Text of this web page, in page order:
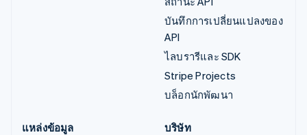
บันทึกการเปลี่ยนแปลงของ
API
ไลบรารีและ SDK
Stripe Projects
บล็อกนักพัฒนา
แหล่งข้อมูล
บริษัท